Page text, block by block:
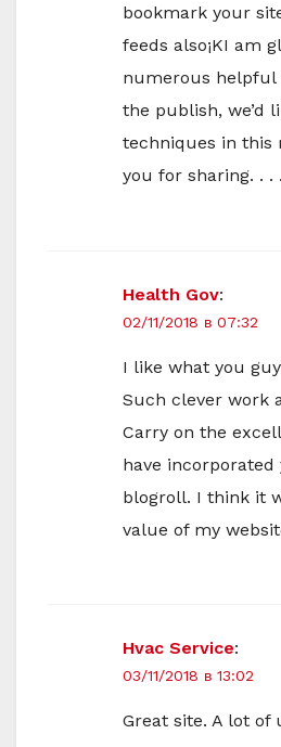
bookmark your
feeds also¡KI am
numerous helpful
the publish, we’d
techniques in this
you for sharing. . .
Health Gov:
02/11/2018 в 07:32
I like what you
Such clever work
Carry on the
have
blogroll. I think it
value of my
Hvac Service:
03/11/2018 в 13:02
Great site. A lot of